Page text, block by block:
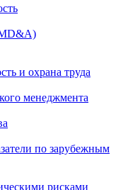
и охрана труда
менеджмента
по зарубежным
рисками